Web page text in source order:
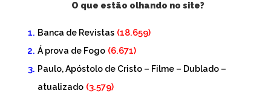
O que estão olhando no site?
Banca de Revistas (18.659)
Á prova de Fogo (6.671)
Paulo, Apóstolo de Cristo – Filme – Dublado –
atualizado (3.579)